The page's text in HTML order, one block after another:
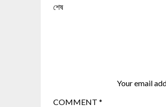
শেষ
Your email
COMMENT *